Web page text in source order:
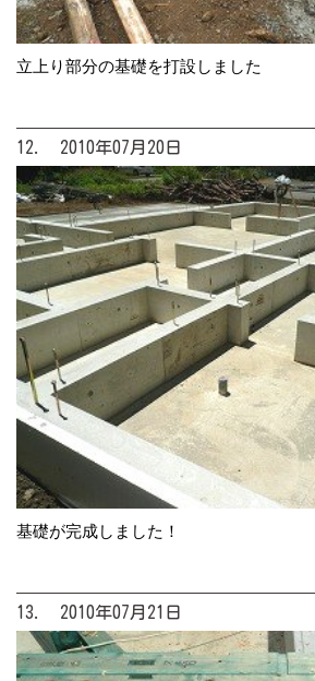
立上り部分の基礎を打設しました
12. 2010年07月20日
基礎が完成しました！
13. 2010年07月21日